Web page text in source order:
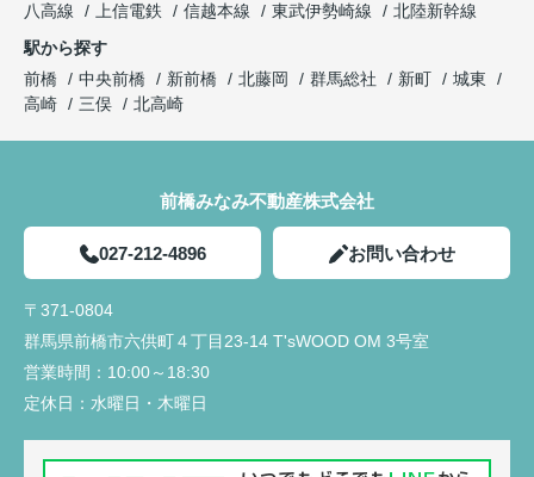
八高線
上信電鉄 信越本線 東武伊勢崎線
北陸新幹線
駅から探す
前橋
中央前橋 新前橋 北藤岡 群馬総社 新町
城東
高崎
三俣 北高崎
前橋みなみ不動産株式会社
027-212-4896 お問い合わせ
〒371-0804
群馬県前橋市六供町４丁目23‐14 T'sWOOD OM 3号室
営業時間： 10:00～18:30
定休日： 水曜日・木曜日